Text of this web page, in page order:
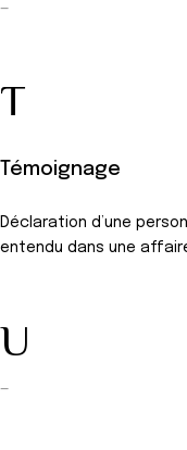
—
T
Témoignage
Déclaration d’une
entendu dans une
U
—